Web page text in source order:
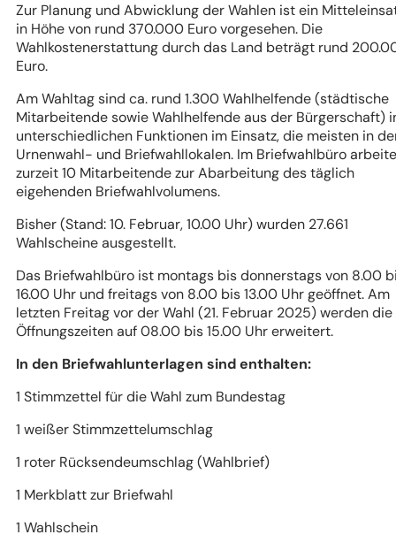
Zur Planung und Abwicklung der Wahlen ist ein
in Höhe von rund 370.000 Euro vorgesehen. Die
Wahlkostenerstattung durch das Land beträgt rund
Euro.
Am Wahltag sind ca. rund 1.300 Wahlhelfende (städtische
Mitarbeitende sowie Wahlhelfende aus der Bürgerschaft)
unterschiedlichen Funktionen im Einsatz, die meisten in
Urnenwahl- und Briefwahllokalen. Im Briefwahlbüro
zurzeit 10 Mitarbeitende zur Abarbeitung des täglich
eigehenden Briefwahlvolumens.
Bisher (Stand: 10. Februar, 10.00 Uhr) wurden 27.661
Wahlscheine ausgestellt.
Das Briefwahlbüro ist montags bis donnerstags von 8.00
16.00 Uhr und freitags von 8.00 bis 13.00 Uhr geöffnet. Am
letzten Freitag vor der Wahl (21. Februar 2025) werden die
Öffnungszeiten auf 08.00 bis 15.00 Uhr erweitert.
In den Briefwahlunterlagen sind enthalten:
1 Stimmzettel für die Wahl zum Bundestag
1 weißer Stimmzettelumschlag
1 roter Rücksendeumschlag (Wahlbrief)
1 Merkblatt zur Briefwahl
1 Wahlschein